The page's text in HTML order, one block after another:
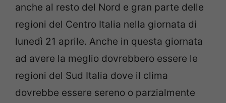
anche al resto del Nord e gran parte delle
regioni del Centro Italia nella giornata di
lunedì 21 aprile. Anche in questa giornata
ad avere la meglio dovrebbero essere le
regioni del Sud Italia dove il clima
dovrebbe essere sereno o parzialmente